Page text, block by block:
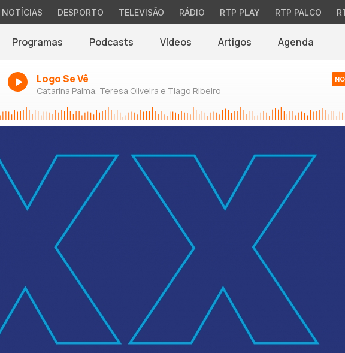
NOTÍCIAS DESPORTO TELEVISÃO RÁDIO RTP PLAY RTP PALCO
Programas Podcasts Vídeos Artigos Agenda
Logo Se Vê
Catarina Palma, Teresa Oliveira e Tiago Ribeiro